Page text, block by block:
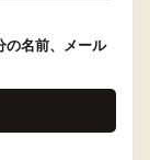
の名前、メール